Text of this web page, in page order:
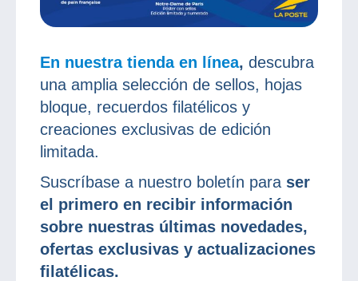
En nuestra tienda en línea, descubra
una amplia selección de sellos, hojas
bloque, recuerdos filatélicos y
creaciones exclusivas de edición
limitada.
Suscríbase a nuestro boletín para ser
el primero en recibir información
sobre nuestras últimas novedades,
ofertas exclusivas y actualizaciones
filatélicas.